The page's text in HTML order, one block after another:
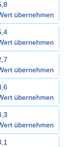
übernehmen
übernehmen
übernehmen
übernehmen
übernehmen